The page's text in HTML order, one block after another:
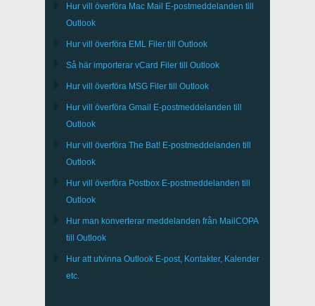
Hur vill överföra Mac Mail E-postmeddelanden till
Outlook
Hur vill överföra EML Filer till Outlook
Så här importerar vCard Filer till Outlook
Hur vill överföra MSG Filer till Outlook
Hur vill överföra Gmail E-postmeddelanden till
Outlook
Hur vill överföra The Bat! E-postmeddelanden till
Outlook
Hur vill överföra Postbox E-postmeddelanden till
Outlook
Hur man konverterar meddelanden från MailCOPA
till Outlook
Hur att utvinna Outlook E-post, Kontakter, Kalender
etc.